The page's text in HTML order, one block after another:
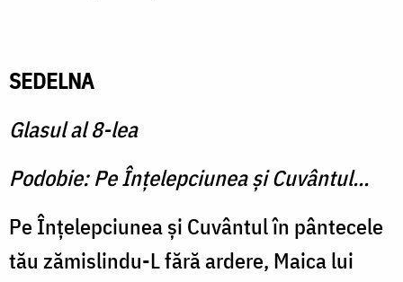
SEDELNA
Glasul al 8-lea
Podobie: Pe Înţelepciunea şi Cuvântul...
Pe Înţelepciunea şi Cuvântul în pântecele
tău zămislindu-L fără ardere, Maica lui